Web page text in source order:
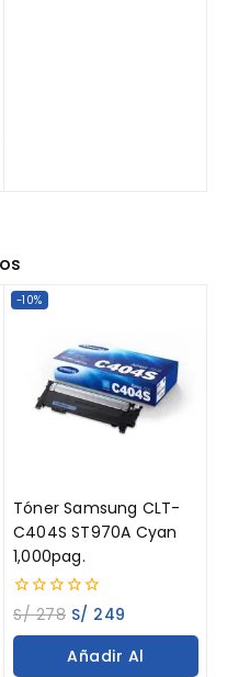
-10%
Tóner Samsung CLT-
C404S ST970A Cyan
1,000pag.
0
out
of
S/278 S/ 249
Añadir Al